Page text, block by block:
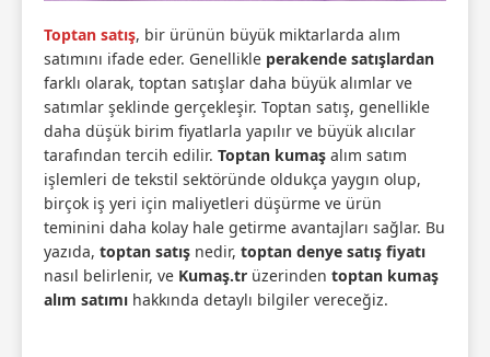
Toptan satış, bir ürünün büyük miktarlarda alım
satımını ifade eder. Genellikle perakende satışlardan
farklı olarak, toptan satışlar daha büyük alımlar ve
satımlar şeklinde gerçekleşir. Toptan satış, genellikle
daha düşük birim fiyatlarla yapılır ve büyük alıcılar
tarafından tercih edilir. Toptan kumaş alım satım
işlemleri de tekstil sektöründe oldukça yaygın olup,
birçok iş yeri için maliyetleri düşürme ve ürün
teminini daha kolay hale getirme avantajları sağlar. Bu
yazıda, toptan satış nedir, toptan denye satış fiyatı
nasıl belirlenir, ve Kumaş.tr üzerinden toptan kumaş
alım satımı hakkında detaylı bilgiler vereceğiz.